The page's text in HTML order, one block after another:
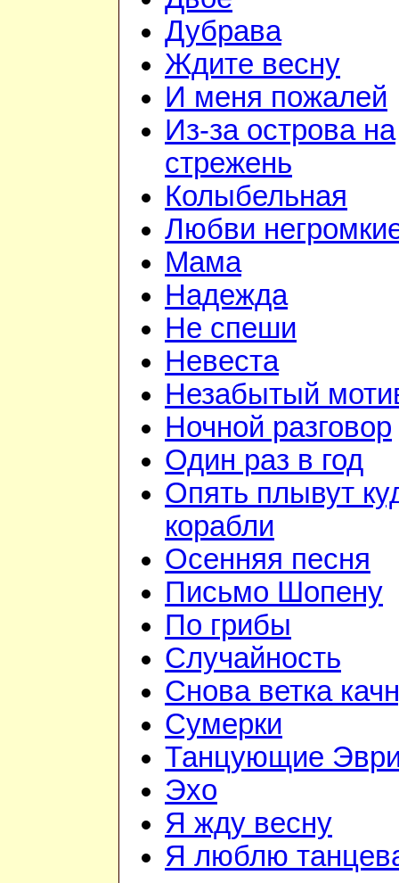
Дубрава
Ждите весну
И меня пожалей
Из-за острова на
стрежень
Колыбельная
Любви
Мама
Надежда
Не спеши
Невеста
Незабытый
Ночной разговор
Один раз в год
Опять плывут
корабли
Осенняя песня
Письмо Шопену
По грибы
Случайность
Снова ветка
Сумерки
Танцующие
Эхо
Я жду весну
Я люблю